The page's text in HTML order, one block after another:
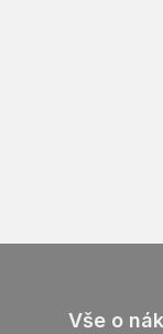
Vše o